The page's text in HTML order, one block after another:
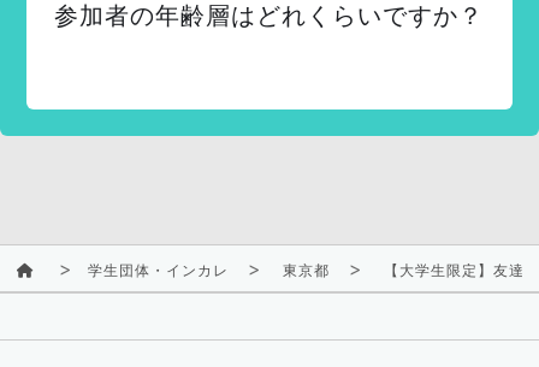
参加者の年齢層はどれくらいですか？
学生団体・インカレ 東京都 【大学生限定】友達